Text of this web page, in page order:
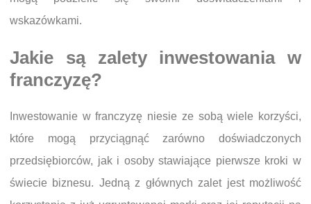
wskazówkami.
Jakie są zalety inwestowania w
franczyzę?
Inwestowanie w franczyzę niesie ze sobą wiele korzyści,
które mogą przyciągnąć zarówno doświadczonych
przedsiębiorców, jak i osoby stawiające pierwsze kroki w
świecie biznesu. Jedną z głównych zalet jest możliwość